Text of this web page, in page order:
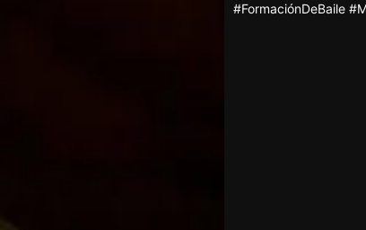
#FormaciónDeBaile